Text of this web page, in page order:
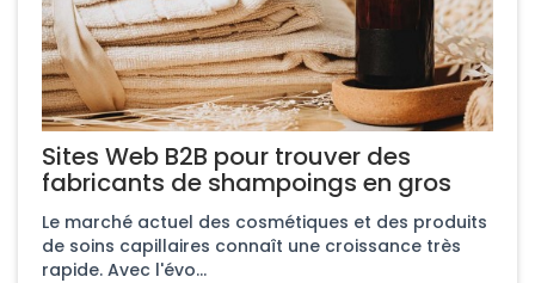
Sites Web B2B pour trouver des
fabricants de shampoings en gros
Le marché actuel des cosmétiques et des produits
de soins capillaires connaît une croissance très
rapide. Avec l'évo...